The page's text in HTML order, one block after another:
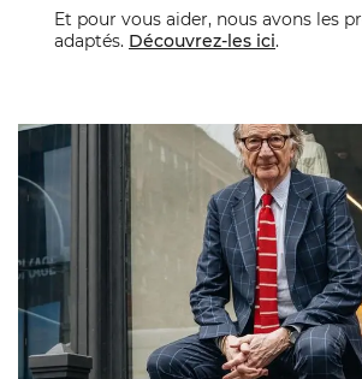
Et pour vous aider, nous avons les
adaptés. Découvrez-les ici.